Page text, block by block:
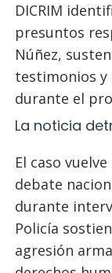
DICRIM
presuntos
Núñez,
testimonios y
durante el
La noticia
El caso
debate
durante
Policía
agresión